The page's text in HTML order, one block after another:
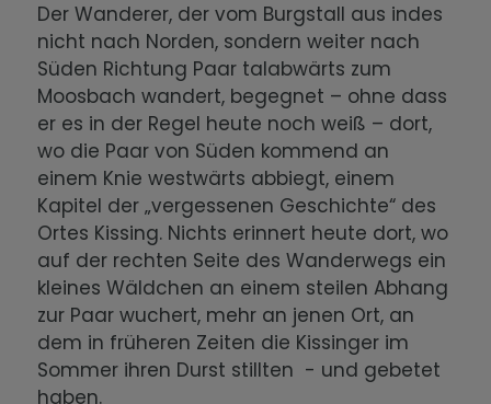
Zwischen Verharren und Aufbruch:
Das 19. Jahrhundert
Der Wandel im 20. Jahrhundert
Integration und Glaube
Die Kissinger Bevölkerung heute
Der Wanderer, der vom Burgstall aus indes
nicht nach Norden, sondern weiter nach
Süden Richtung Paar talabwärts zum
Moosbach wandert, begegnet – ohne dass
er es in der Regel heute noch weiß – dort,
wo die Paar von Süden kommend an
einem Knie westwärts abbiegt, einem
Kapitel der „vergessenen Geschichte“ des
Ortes Kissing. Nichts erinnert heute dort, wo
auf der rechten Seite des Wanderwegs ein
kleines Wäldchen an einem steilen Abhang
zur Paar wuchert, mehr an jenen Ort, an
dem in früheren Zeiten die Kissinger im
Sommer ihren Durst stillten - und gebetet
haben.